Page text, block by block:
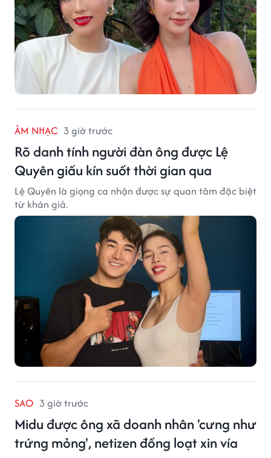
ÂM NHẠC 3 giờ trước
Rõ danh tính người đàn ông được Lệ
Quyên giấu kín suốt thời gian qua
Lệ Quyên là giọng ca nhận được sự quan tâm đặc biệt
từ khán giả.
SAO 3 giờ trước
Midu được ông xã doanh nhân 'cưng như
trứng mỏng', netizen đồng loạt xin vía